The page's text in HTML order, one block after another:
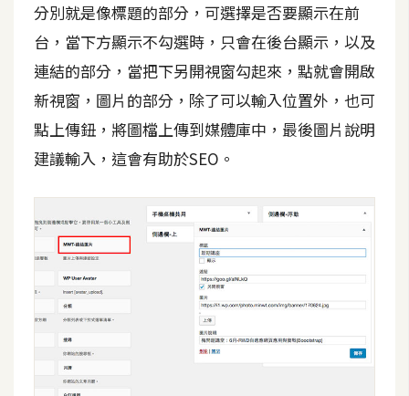
E
O
工
免
費
空
網
頁
分別就是像標題的部分，可選擇是否要顯示在前
台，當下方顯示不勾選時，只會在後台顯示，以及
連結的部分，當把下另開視窗勾起來，點就會開啟
新視窗，圖片的部分，除了可以輸入位置外，也可
點上傳鈕，將圖檔上傳到媒體庫中，最後圖片說明
建議輸入，這會有助於SEO。